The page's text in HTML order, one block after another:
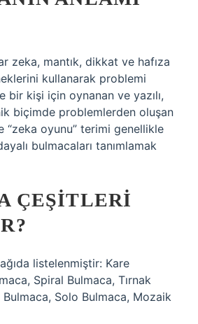
zeka, mantık, dikkat ve hafıza
kullanarak problemi
bir kişi için oynanan ve yazılı,
biçimde problemlerden oluşan
“zeka oyunu” terimi genellikle
bulmacaları tanımlamak
ÇEŞITLERI
listelenmiştir: Kare
Spiral Bulmaca, Tırnak
Solo Bulmaca, Mozaik